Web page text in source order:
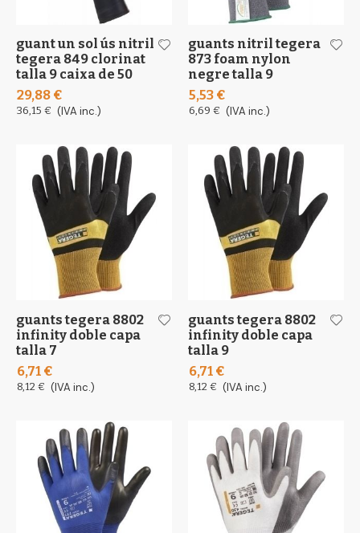
guant un sol ús nitril
tegera 849 clorinat
talla 9 caixa de 50
29,88 €
36,15 € (IVA inc.)
guants nitril tegera
873 foam nylon
negre talla 9
5,53 €
6,69 € (IVA inc.)
guants tegera 8802
infinity doble capa
talla 7
6,71 €
8,12 € (IVA inc.)
guants tegera 8802
infinity doble capa
talla 9
6,71 €
8,12 € (IVA inc.)